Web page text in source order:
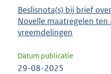
Beslisnota(s) bij brief
Novelle maatregelen ten
vreemdelingen
Datum publicatie
29-08-2025